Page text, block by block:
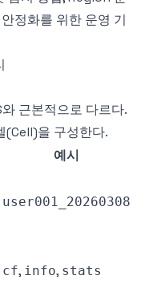
정화를 위한 운영 기
근본적으로 다르다.
(Cell)을 구성한다.
예시
user001_20260308
cf, info, stats